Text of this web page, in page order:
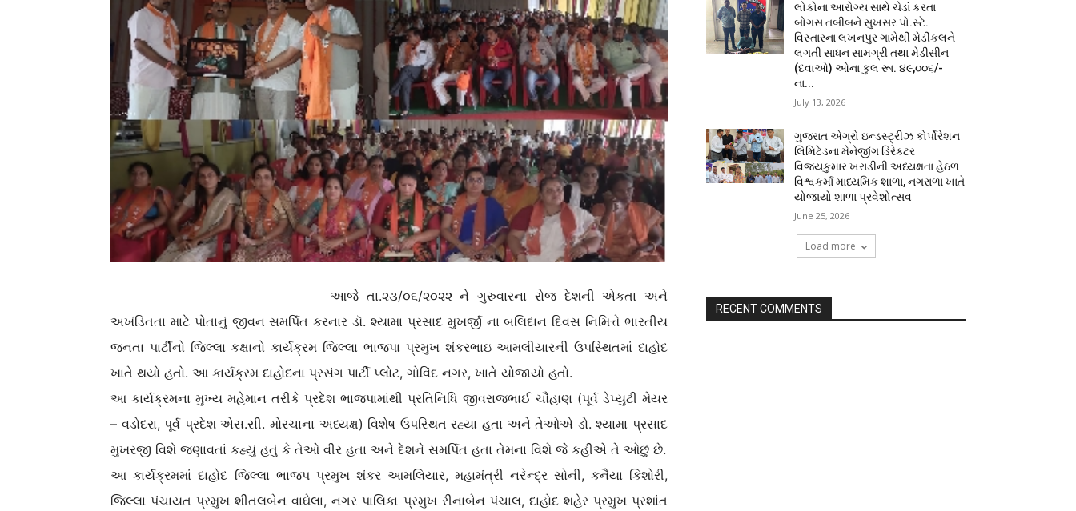
આજે તા.૨૩/૦૬/૨૦૨૨ ને ગુરુવારના રોજ દેશની એકતા અને
અખંડિતતા માટે પોતાનું જીવન સમર્પિત કરનાર ડૉ. શ્યામા પ્રસાદ મુખર્જી ના બલિદાન દિવસ નિમિત્તે ભારતીય
જનતા પાર્ટીનો જિલ્લા કક્ષાનો કાર્યક્રમ જિલ્લા ભાજપા પ્રમુખ શંકરભાઇ આમલીયારની ઉપસ્થિતમાં દાહોદ
ખાતે થયો હતો. આ કાર્યક્રમ દાહોદના પ્રસંગ પાર્ટી પ્લોટ, ગોવિંદ નગર, ખાતે યોજાયો હતો.
આ કાર્યક્રમના મુખ્ય મહેમાન તરીકે પ્રદેશ ભાજપામાંથી પ્રતિનિધિ જીવરાજભાઈ ચૌહાણ (પૂર્વ ડેપ્યુટી મેયર
– વડોદરા, પૂર્વ પ્રદેશ એસ.સી. મોરચાના અધ્યક્ષ) વિશેષ ઉપસ્થિત રહ્યા હતા અને તેઓએ ડો. શ્યામા પ્રસાદ
મુખરજી વિશે જણાવતાં કહ્યું હતું કે તેઓ વીર હતા અને દેશને સમર્પિત હતા તેમના વિશે જે કહીએ તે ઓછું છે.
આ કાર્યક્રમમાં દાહોદ જિલ્લા ભાજપ પ્રમુખ શંકર આમલિયાર, મહામંત્રી નરેન્દ્ર સોની, કનૈયા કિશોરી,
જિલ્લા પંચાયત પ્રમુખ શીતલબેન વાઘેલા, નગર પાલિકા પ્રમુખ રીનાબેન પંચાલ, દાહોદ શહેર પ્રમુખ પ્રશાંત
લોકોના આરોગ્ય સાથે ચેડાં કરતા
બોગસ તબીબને સુખસર પો.સ્ટે.
વિસ્તારના લખનપુર ગામેથી મેડીકલને
લગતી સાધન સામગ્રી તથા મેડીસીન
(દવાઓ) ઓના કુલ રૂા. ૪૯,૦૦૬/-
ના...
July 13, 2026
ગુજરાત એગ્રો ઇન્ડસ્ટ્રીઝ કોર્પોરેશન
લિમિટેડના મેનેજીંગ ડિરેક્ટર
વિજયકુમાર ખરાડીની અધ્યક્ષતા હેઠળ
વિશ્વકર્મા માધ્યમિક શાળા, નગરાળા ખાતે
યોજાયો શાળા પ્રવેશોત્સવ
June 25, 2026
Load more
RECENT COMMENTS